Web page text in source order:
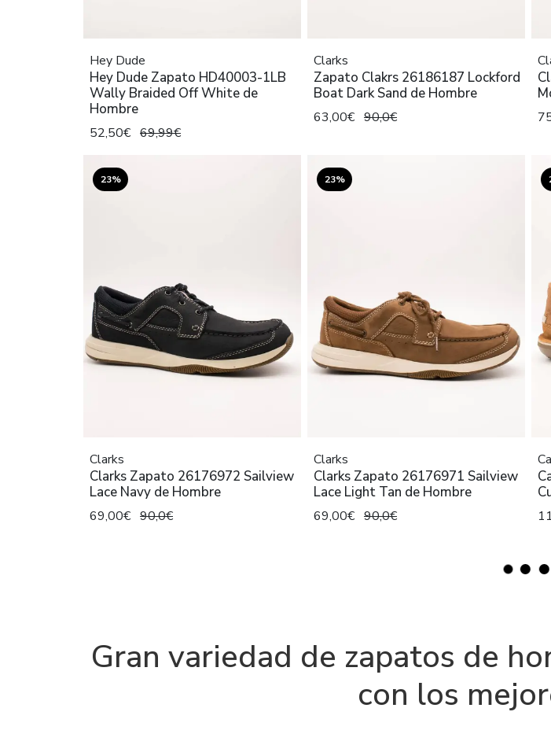
Hey Dude
Hey Dude Zapato HD40003-1LB
Wally Braided Off White de
Hombre
52,50€ 69,99€
Clarks
Zapato Clakrs 26186187 Lockford
Boat Dark Sand de Hombre
63,00€ 90,0€
23%
Clarks
Clarks Zapato 26176972 Sailview
Lace Navy de Hombre
69,00€ 90,0€
23%
Clarks
Clarks Zapato 26176971 Sailview
Lace Light Tan de Hombre
69,00€ 90,0€
Gran variedad de zapatos de
con los